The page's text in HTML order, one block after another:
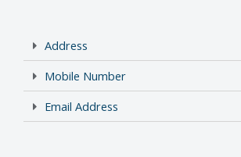
Address
Mobile Number
Email Address